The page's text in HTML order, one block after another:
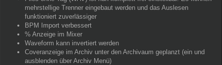
mehrstellige Trenner eingebaut werden und das Auslesen
funktioniert zuverlässiger
BPM Import verbessert
% Anzeige im Mixer
Waveform kann invertiert werden
Coveranzeige im Archiv unter den Archivaum geplanzt (ein und
ausblenden über Archiv Menü)